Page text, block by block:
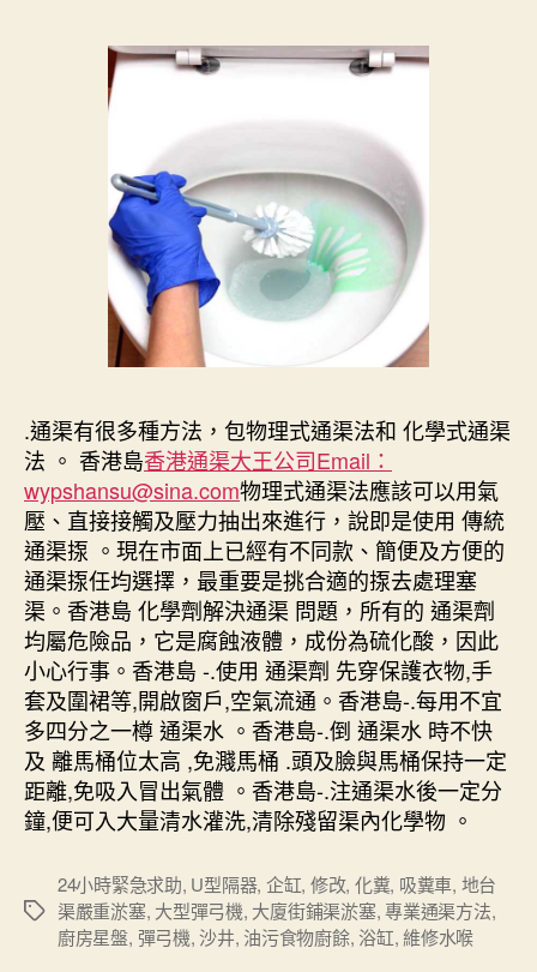
.通渠有很多種方法，包物理式通渠法和 化學式通渠
法 。 香港島香港通渠大王公司Email：
wypshansu@sina.com物理式通渠法應該可以用氣
壓、直接接觸及壓力抽出來進行，說即是使用 傳統
通渠揼 。現在市面上已經有不同款、簡便及方便的
通渠揼任均選擇，最重要是挑合適的揼去處理塞
渠。香港島 化學劑解決通渠 問題，所有的 通渠劑
均屬危險品，它是腐蝕液體，成份為硫化酸，因此
小心行事。香港島 -.使用 通渠劑 先穿保護衣物,手
套及圍裙等,開啟窗戶,空氣流通。香港島-.每用不宜
多四分之一樽 通渠水 。香港島-.倒 通渠水 時不快
及 離馬桶位太高 ,免濺馬桶 .頭及臉與馬桶保持一定
距離,免吸入冒出氣體 。香港島-.注通渠水後一定分
鐘,便可入大量清水灌洗,清除殘留渠內化學物 。
Tags
24小時緊急求助, U型隔器, 企缸, 修改, 化糞, 吸糞車, 地台
渠嚴重淤塞, 大型彈弓機, 大廈街鋪渠淤塞,專業通渠方法,
廚房星盤, 彈弓機,沙井, 油污食物廚餘, 浴缸,維修水喉